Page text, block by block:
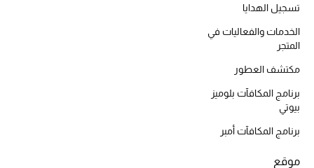
مستلزمات المنزل
عرض كل التنزيلات
تسجيل الهدايا
الخدمات والفعاليات في
المتجر
مكتشف العطور
برنامج المكافآت بلوميز
بيوتي
برنامج المكافآت أمبر
موقع